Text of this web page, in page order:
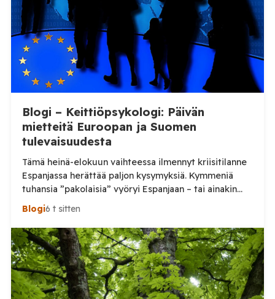
Blogi – Keittiöpsykologi: Päivän
mietteitä Euroopan ja Suomen
tulevaisuudesta
Tämä heinä-elokuun vaihteessa ilmennyt kriisitilanne
Espanjassa herättää paljon kysymyksiä. Kymmeniä
tuhansia ”pakolaisia” vyöryi Espanjaan – tai ainakin
tuhansia, kun en aivan tarkkaa tilannetta tiedä.
Viimeisin tieto, jonka näin oli perjantai-illalta
somepäivityksessä n. 60 000, eli aivan järjetön määrä.
Tämä voi olla yläkanttiin, mutta kuitenkin todella
suuri määrä. (Tosin tilanne on jo ilmeisimmin ohi,
mutta koskaan […]
Blogi6 t sitten